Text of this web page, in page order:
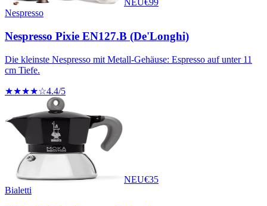
NEU€99
Nespresso
Nespresso Pixie EN127.B (De'Longhi)
Die kleinste Nespresso mit Metall-Gehäuse: Espresso auf unter 11
cm Tiefe.
★★★★☆4.4/5
NEU€35
Bialetti